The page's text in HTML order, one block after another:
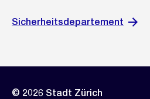
Sicherheitsdepartement
© 2026 Stadt Zürich